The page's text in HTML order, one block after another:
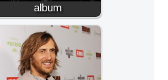
album